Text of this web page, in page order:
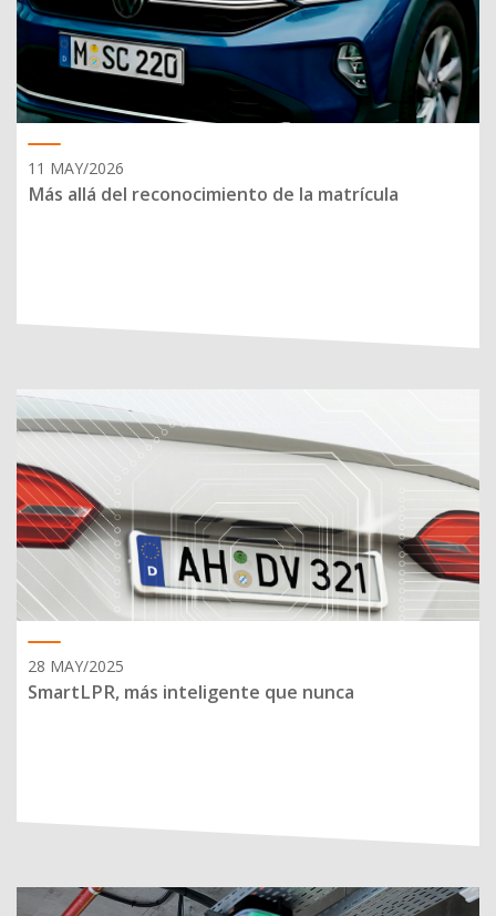
11 MAY/2026
Más allá del reconocimiento de la matrícula
28 MAY/2025
SmartLPR, más inteligente que nunca